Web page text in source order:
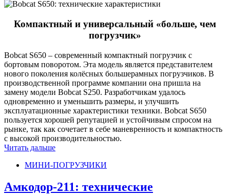
Компактный и универсальный «больше, чем
погрузчик»
Bobcat S650 – современный компактный погрузчик с
бортовым поворотом. Эта модель является представителем
нового поколения колёсных большерамных погрузчиков. В
производственной программе компании она пришла на
замену модели Bobcat S250. Разработчикам удалось
одновременно и уменьшить размеры, и улучшить
эксплуатационные характеристики техники. Bobcat S650
пользуется хорошей репутацией и устойчивым спросом на
рынке, так как сочетает в себе маневренность и компактность
с высокой производительностью.
Читать дальше
МИНИ-ПОГРУЗЧИКИ
Амкодор-211: технические